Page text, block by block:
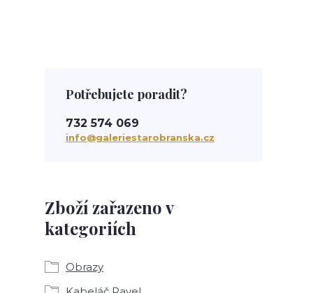
Zboží zařazeno v
kategoriích
Obrazy
Potřebujete poradit?
732 574 069
info@galeriestarobranska.cz